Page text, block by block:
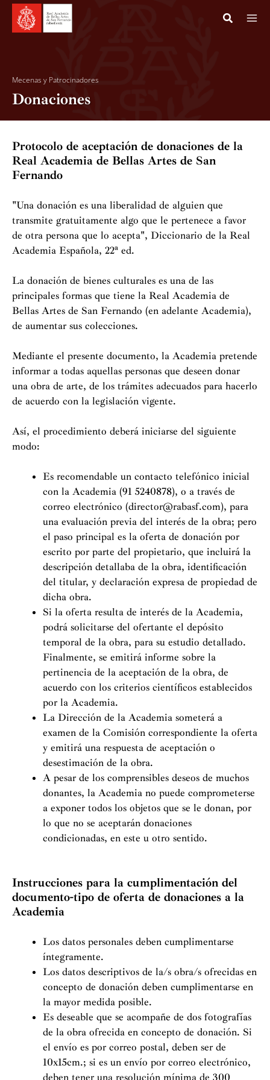
Mecenas y Patrocinadores
Donaciones
Protocolo de aceptación de donaciones de la
Real Academia de Bellas Artes de San
Fernando
"Una donación es una liberalidad de alguien que
transmite gratuitamente algo que le pertenece a favor
de otra persona que lo acepta", Diccionario de la Real
Academia Española, 22ª ed.
La donación de bienes culturales es una de las
principales formas que tiene la Real Academia de
Bellas Artes de San Fernando (en adelante Academia),
de aumentar sus colecciones.
Mediante el presente documento, la Academia pretende
informar a todas aquellas personas que deseen donar
una obra de arte, de los trámites adecuados para hacerlo
de acuerdo con la legislación vigente.
Así, el procedimiento deberá iniciarse del siguiente
modo:
Es recomendable un contacto telefónico inicial
con la Academia (91 5240878), o a través de
correo electrónico (director@rabasf.com), para
una evaluación previa del interés de la obra; pero
el paso principal es la oferta de donación por
escrito por parte del propietario, que incluirá la
descripción detallaba de la obra, identificación
del titular, y declaración expresa de propiedad de
dicha obra.
Si la oferta resulta de interés de la Academia,
podrá solicitarse del ofertante el depósito
temporal de la obra, para su estudio detallado.
Finalmente, se emitirá informe sobre la
pertinencia de la aceptación de la obra, de
acuerdo con los criterios científicos establecidos
por la Academia.
La Dirección de la Academia someterá a
examen de la Comisión correspondiente la oferta
y emitirá una respuesta de aceptación o
desestimación de la obra.
A pesar de los comprensibles deseos de muchos
donantes, la Academia no puede comprometerse
a exponer todos los objetos que se le donan, por
lo que no se aceptarán donaciones
condicionadas, en este u otro sentido.
Instrucciones para la cumplimentación del
documento-tipo de oferta de donaciones a la
Academia
Los datos personales deben cumplimentarse
íntegramente.
Los datos descriptivos de la/s obra/s ofrecidas en
concepto de donación deben cumplimentarse en
la mayor medida posible.
Es deseable que se acompañe de dos fotografías
de la obra ofrecida en concepto de donación. Si
el envío es por correo postal, deben ser de
10x15cm.; si es un envío por correo electrónico,
deben tener una resolución mínima de 300